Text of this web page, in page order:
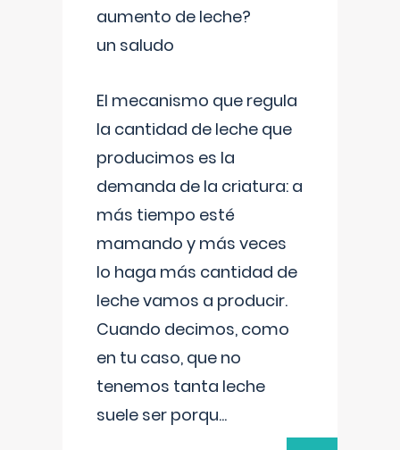
aumento de leche?
un saludo
El mecanismo que regula
la cantidad de leche que
producimos es la
demanda de la criatura: a
más tiempo esté
mamando y más veces
lo haga más cantidad de
leche vamos a producir.
Cuando decimos, como
en tu caso, que no
tenemos tanta leche
suele ser porqu...